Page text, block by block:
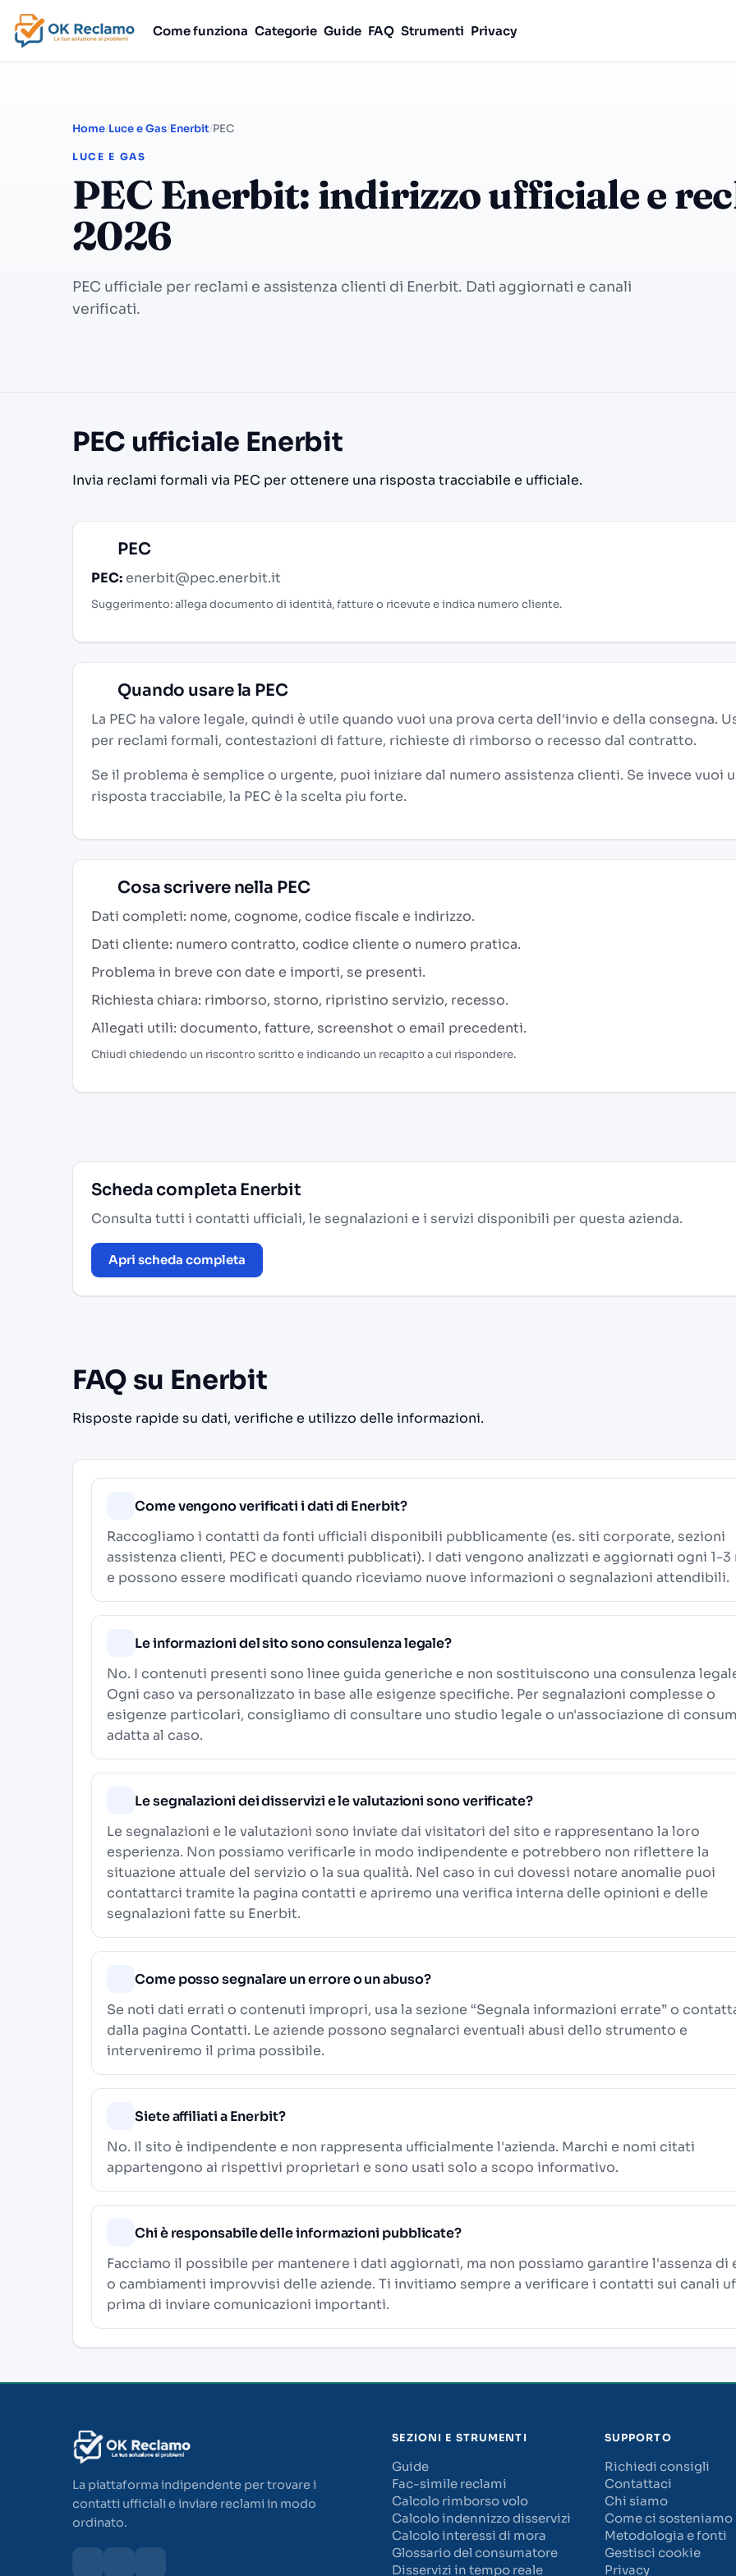
Come funziona Categorie Guide FAQ Strumenti Privacy
Home Luce e Gas Enerbit PEC
LUCE E GAS
PEC Enerbit: indirizzo ufficiale e
2026
PEC ufficiale per reclami e assistenza clienti di Enerbit. Dati aggiornati e canali
verificati.
PEC ufficiale Enerbit
Invia reclami formali via PEC per ottenere una risposta tracciabile e ufficiale.
PEC
PEC:enerbit@pec.enerbit.it
Suggerimento: allega documento di identità, fatture o ricevute e indica numero cliente.
Quando usare la PEC
La PEC ha valore legale, quindi è utile quando vuoi una prova certa dell'invio e della consegna.
per reclami formali, contestazioni di fatture, richieste di rimborso o recesso dal contratto.
Se il problema è semplice o urgente, puoi iniziare dal numero assistenza clienti. Se invece vuoi
risposta tracciabile, la PEC è la scelta piu forte.
Cosa scrivere nella PEC
Dati completi: nome, cognome, codice fiscale e indirizzo.
Dati cliente: numero contratto, codice cliente o numero pratica.
Problema in breve con date e importi, se presenti.
Richiesta chiara: rimborso, storno, ripristino servizio, recesso.
Allegati utili: documento, fatture, screenshot o email precedenti.
Chiudi chiedendo un riscontro scritto e indicando un recapito a cui rispondere.
Scheda completa Enerbit
Consulta tutti i contatti ufficiali, le segnalazioni e i servizi disponibili per questa azienda.
Apri scheda completa
FAQ su Enerbit
Risposte rapide su dati, verifiche e utilizzo delle informazioni.
Come vengono verificati i dati di Enerbit?
Raccogliamo i contatti da fonti ufficiali disponibili pubblicamente (es. siti corporate, sezioni
assistenza clienti, PEC e documenti pubblicati). I dati vengono analizzati e aggiornati ogni 1-3
e possono essere modificati quando riceviamo nuove informazioni o segnalazioni attendibili.
Le informazioni del sito sono consulenza legale?
No. I contenuti presenti sono linee guida generiche e non sostituiscono una consulenza
Ogni caso va personalizzato in base alle esigenze specifiche. Per segnalazioni complesse o
esigenze particolari, consigliamo di consultare uno studio legale o un'associazione di
adatta al caso.
Le segnalazioni dei disservizi e le valutazioni sono verificate?
Le segnalazioni e le valutazioni sono inviate dai visitatori del sito e rappresentano la loro
esperienza. Non possiamo verificarle in modo indipendente e potrebbero non riflettere la
situazione attuale del servizio o la sua qualità. Nel caso in cui dovessi notare anomalie puoi
contattarci tramite la pagina contatti e apriremo una verifica interna delle opinioni e delle
segnalazioni fatte su Enerbit.
Come posso segnalare un errore o un abuso?
Se noti dati errati o contenuti impropri, usa la sezione “Segnala informazioni errate” o
dalla pagina Contatti. Le aziende possono segnalarci eventuali abusi dello strumento e
interveniremo il prima possibile.
Siete affiliati a Enerbit?
No. Il sito è indipendente e non rappresenta ufficialmente l'azienda. Marchi e nomi citati
appartengono ai rispettivi proprietari e sono usati solo a scopo informativo.
Chi è responsabile delle informazioni pubblicate?
Facciamo il possibile per mantenere i dati aggiornati, ma non possiamo garantire l'assenza di
o cambiamenti improvvisi delle aziende. Ti invitiamo sempre a verificare i contatti sui canali
prima di inviare comunicazioni importanti.
La piattaforma indipendente per trovare i
contatti ufficiali e inviare reclami in modo
ordinato.
SEZIONI E STRUMENTI
Guide
Fac-simile reclami
Calcolo rimborso volo
Calcolo indennizzo disservizi
Calcolo interessi di mora
Glossario del consumatore
Disservizi in tempo reale
SUPPORTO
Richiedi consigli
Contattaci
Chi siamo
Come ci sosteniamo
Metodologia e fonti
Gestisci cookie
Privacy